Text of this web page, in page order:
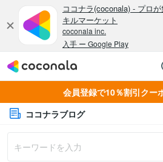
会員登録で10％割引クー
ココナラブログ